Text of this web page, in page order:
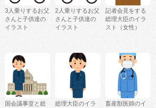
3人乗りするお父
さんと子供達の
イラスト
2人乗りするお父
さんと子供達の
イラスト
記者会見をする
総理大臣のイラ
スト（女性）
国会議事堂と総
総理大臣のイラ
畜産獣医師のイ